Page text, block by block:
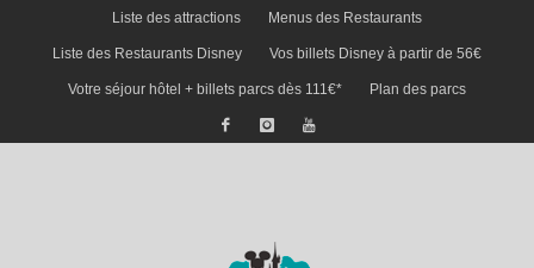
Liste des attractions Menus des Restaurants
Liste des Restaurants Disney Vos billets Disney à partir de 56€
Votre séjour hôtel + billets parcs dès 111€* Plan des parcs